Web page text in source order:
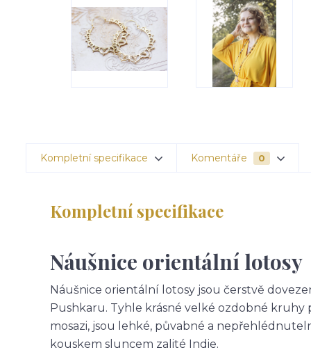
Kompletní specifikace Komentáře 0
Kompletní specifikace
Náušnice orientální lotosy
Náušnice orientální lotosy jsou čerstvě
Pushkaru. Tyhle krásné velké ozdobné
mosazi, jsou lehké, půvabné a
kouskem sluncem zalité Indie.